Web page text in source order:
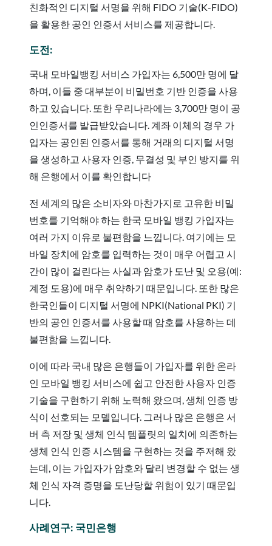
친화적인 디지털 서명을 위해 FIDO 기술(K-FIDO)
을 활용한 공인 인증서 서비스를 제공합니다.
도전:
국내 모바일뱅킹 서비스 가입자는 6,500만 명에 달
하며, 이들 중 대부분이 비밀번호 기반 인증을 사용
하고 있습니다. 또한 우리나라에는 3,700만 명이 공
인인증서를 발급받았습니다. 계좌 이체의 경우 가
입자는 공인된 인증서를 통해 거래의 디지털 서명
을 생성하고 사용자 인증, 무결성 및 부인 방지를 위
해 은행에서 이를 확인합니다
전 세계의 많은 소비자와 마찬가지로 고유한 비밀
번호를 기억해야 하는 한국 모바일 뱅킹 가입자는
여러 가지 이유로 불편함을 느낍니다. 여기에는 모
바일 장치에 암호를 입력하는 것이 매우 어렵고 시
간이 많이 걸린다는 사실과 암호가 도난 및 오용(예:
계정 도용)에 매우 취약하기 때문입니다. 또한 많은
한국인들이 디지털 서명에 NPKI(National PKI) 기
반의 공인 인증서를 사용할 때 암호를 사용하는 데
불편함을 느낍니다.
이에 따라 국내 많은 은행들이 가입자를 위한 온라
인 모바일 뱅킹 서비스에 쉽고 안전한 사용자 인증
기술을 구현하기 위해 노력해 왔으며, 생체 인증 방
식이 선호되는 모델입니다. 그러나 많은 은행은 서
버 측 저장 및 생체 인식 템플릿의 일치에 의존하는
생체 인식 인증 시스템을 구현하는 것을 주저해 왔
는데, 이는 가입자가 암호와 달리 변경할 수 없는 생
체 인식 자격 증명을 도난당할 위험이 있기 때문입
니다.
사례연구: 국민은행